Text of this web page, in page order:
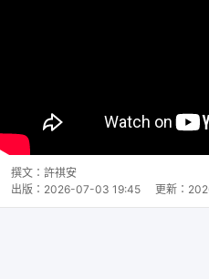
撰文： 許祺安
出版： 2026-07-03 19:45 更新：